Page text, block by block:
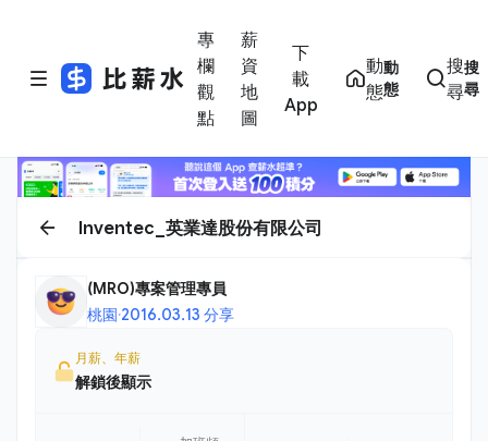
專
欄
觀
點
薪
資
地
圖
下
載
App
動
態
動
態
搜
尋
搜
尋
Inventec_英業達股份有限公司
(MRO)專案管理專員
桃園·2016.03.13 分享
月薪、年薪
解鎖後顯示